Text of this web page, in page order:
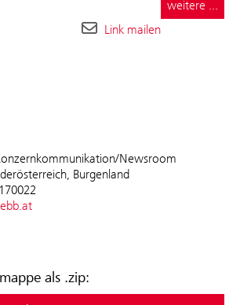
Newsroom
Burgenland
als .zip:
weitere ...
Link mailen